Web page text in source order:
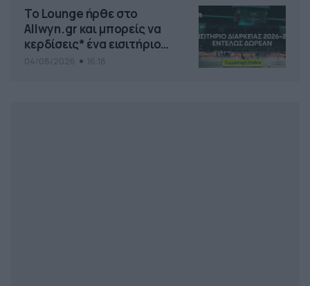
Το Lounge ήρθε στο
Allwyn.gr και μπορείς να
κερδίσεις* ένα εισιτήριο
διαρκείας του